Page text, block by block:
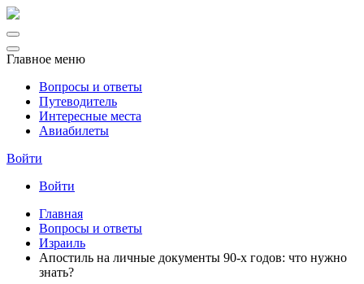
Главное меню
Вопросы и ответы
Путеводитель
Интересные места
Авиабилеты
Войти
Войти
Главная
Вопросы и ответы
Израиль
Апостиль на личные документы 90-х годов: что нужно
знать?